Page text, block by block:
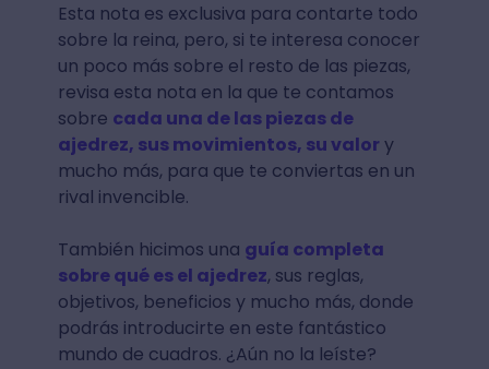
Esta nota es exclusiva para contarte todo
sobre la reina, pero, si te interesa conocer
un poco más sobre el resto de las piezas,
revisa esta nota en la que te contamos
sobre cada una de las piezas de
ajedrez, sus movimientos, su valor y
mucho más, para que te conviertas en un
rival invencible.
También hicimos una guía completa
sobre qué es el ajedrez, sus reglas,
objetivos, beneficios y mucho más, donde
podrás introducirte en este fantástico
mundo de cuadros. ¿Aún no la leíste?